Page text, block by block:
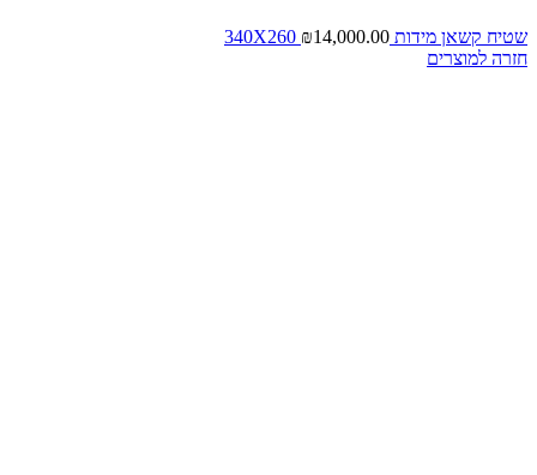
שטיח קשאן מידות 340X260 ₪14,000.00
חזרה למוצרים